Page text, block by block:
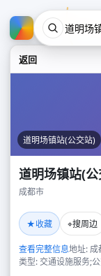
返回
道明场镇站(公交站)
道明场镇站(
成都市
★收藏 ⌖搜周边
查看完整信息地址: 成
类型: 交通设施服务;